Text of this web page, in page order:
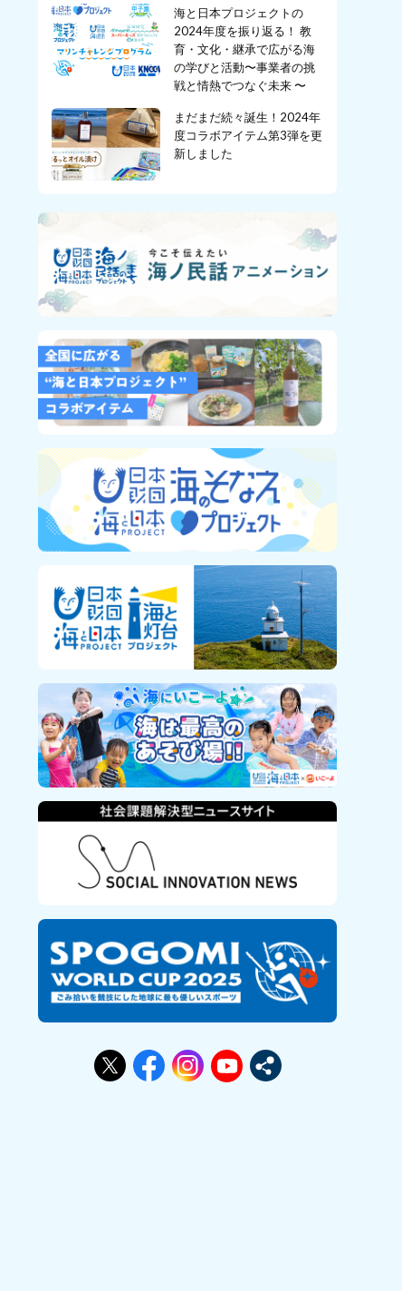
海と日本プロジェクトの
2024年度を振り返る！ 教
育・文化・継承で広がる海
の学びと活動〜事業者の挑
戦と情熱でつなぐ未来 〜
まだまだ続々誕生！2024年
度コラボアイテム第3弾を更
新しました